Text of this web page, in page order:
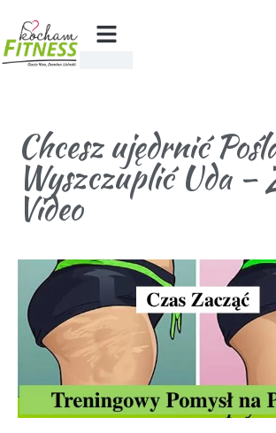
Chcesz ujędrnić
Wyszczuplić Uda –
Video